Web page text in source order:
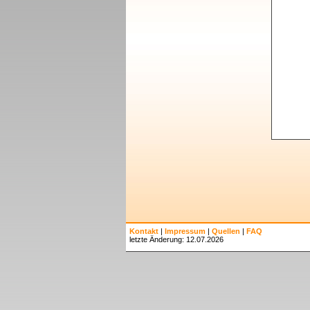
Kontakt | Impressum | Quellen | FAQ
letzte Änderung: 12.07.2026